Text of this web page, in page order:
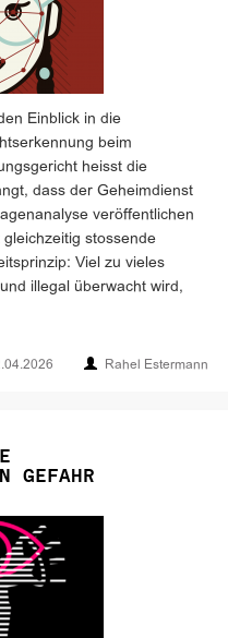
Einblick in die
beim
heisst die
dass der Geheimdienst
veröffentlichen
stossende
Viel zu vieles
illegal überwacht wird,
Rahel Estermann
GEFAHR